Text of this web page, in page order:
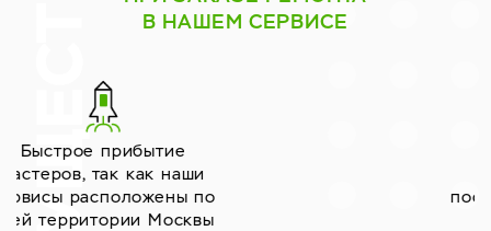
В НАШЕМ СЕРВИСЕ
Работаем только с
поставщиками запчастей
уже много лет